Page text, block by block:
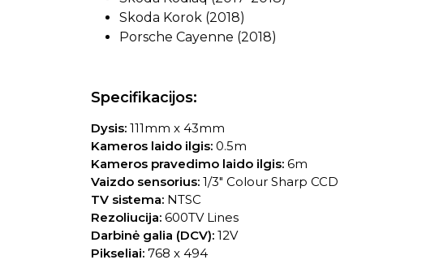
Skoda Korok (2018)
Porsche Cayenne (2018)
Specifikacijos:
Dysis: 111mm x 43mm
Kameros laido ilgis: 0.5m
Kameros pravedimo laido ilgis: 6m
Vaizdo sensorius: 1/3″ Colour Sharp CCD
TV sistema: NTSC
Rezoliucija: 600TV Lines
Darbinė galia (DCV): 12V
Pikseliai: 768 x 494